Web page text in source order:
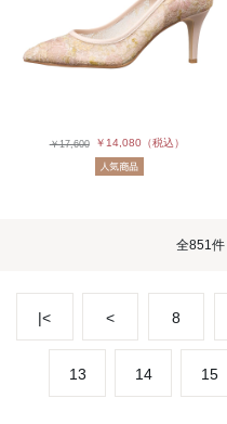
￥17,600 ￥14,080（税込）
全851件
|< < 8
13 14 15